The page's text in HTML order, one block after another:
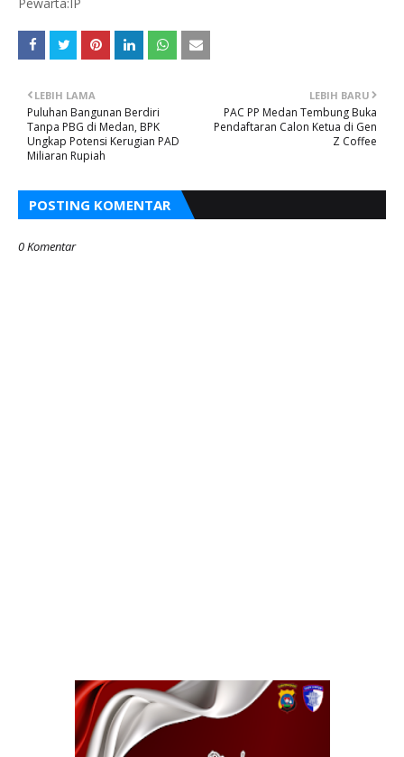
LEBIH BARU
PAC PP Medan Tembung Buka
Pendaftaran Calon Ketua di Gen
Z Coffee
LEBIH LAMA
Puluhan Bangunan Berdiri
Tanpa PBG di Medan, BPK
Ungkap Potensi Kerugian PAD
Miliaran Rupiah
POSTING KOMENTAR
0 Komentar